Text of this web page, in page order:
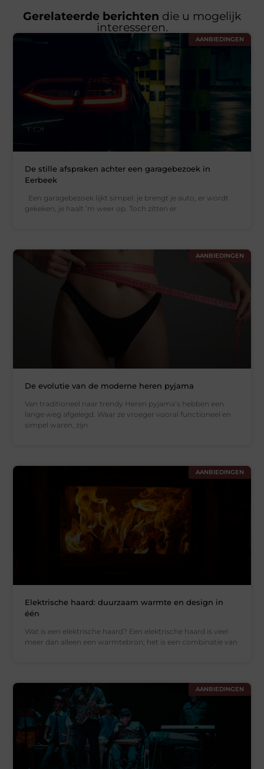
Gerelateerde berichten die u mogelijk
interesseren.
AANBIEDINGEN
De stille afspraken achter een garagebezoek in
Eerbeek
Een garagebezoek lijkt simpel: je brengt je auto, er wordt
gekeken, je haalt ’m weer op. Toch zitten er
AANBIEDINGEN
De evolutie van de moderne heren pyjama
Van traditioneel naar trendy Heren pyjama’s hebben een
lange weg afgelegd. Waar ze vroeger vooral functioneel en
simpel waren, zijn
AANBIEDINGEN
Elektrische haard: duurzaam warmte en design in
één
Wat is een elektrische haard? Een elektrische haard is veel
meer dan alleen een warmtebron; het is een combinatie van
AANBIEDINGEN